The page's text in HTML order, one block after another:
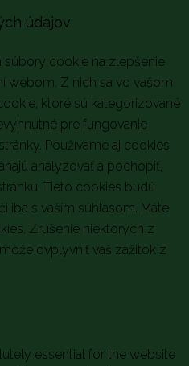
údajov
súbory cookie na zlepšenie
webom. Z nich sa vo vašom
ktoré sú kategorizované
pre fungovanie
Používame aj cookies
analyzovať a pochopiť,
Tieto cookies budú
iba s vaším súhlasom. Máte
Zrušenie niektorých z
ovplyvniť váš zážitok z
essential for the website